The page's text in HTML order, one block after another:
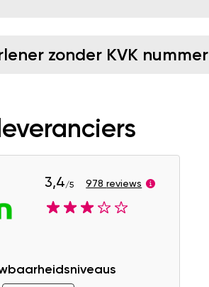
zonder KVK nummer
3,4/5 978 reviews